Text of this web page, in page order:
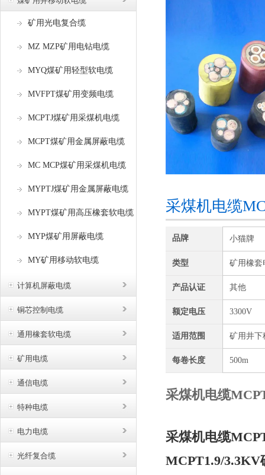
矿用光电复合缆
MZ MZP矿用电钻电缆
MYQ煤矿用轻型软电缆
MVFPT煤矿用变频电缆
MCPTJ煤矿用采煤机电缆
MCPT煤矿用金属屏蔽电缆
MC MCP煤矿用采煤机电缆
MYPTJ煤矿用金属屏蔽电缆
MYPT煤矿用高压橡套软电缆
MYP煤矿用屏蔽电缆
MY矿用移动软电缆
计算机屏蔽电缆
铜芯控制电缆
通用橡套软电缆
矿用电缆
通信电缆
特种电缆
电力电缆
光纤复合缆
采煤机电缆
品牌 小猫牌
类型 矿用橡套
产品认证 其他
额定电压 3300V
适用范围 矿用井下
每卷长度 500m
采煤机电缆
采煤机电缆
MCPT1.9/3.3KV